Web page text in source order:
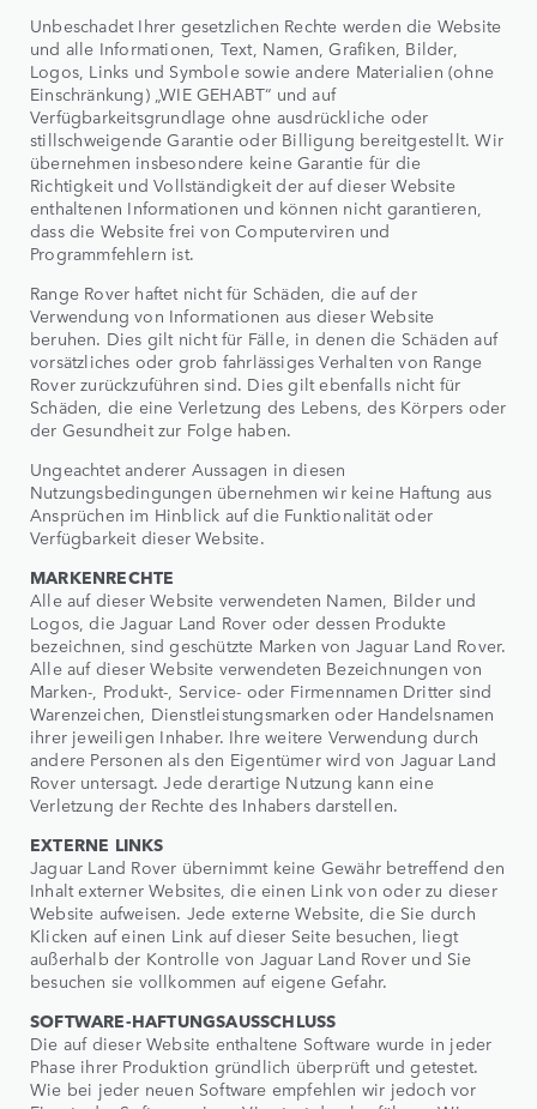
Unbeschadet Ihrer gesetzlichen Rechte werden die Website
und alle Informationen, Text, Namen, Grafiken, Bilder,
Logos, Links und Symbole sowie andere Materialien (ohne
Einschränkung) „WIE GEHABT“ und auf
Verfügbarkeitsgrundlage ohne ausdrückliche oder
stillschweigende Garantie oder Billigung bereitgestellt. Wir
übernehmen insbesondere keine Garantie für die
Richtigkeit und Vollständigkeit der auf dieser Website
enthaltenen Informationen und können nicht garantieren,
dass die Website frei von Computerviren und
Programmfehlern ist.
Range Rover haftet nicht für Schäden, die auf der
Verwendung von Informationen aus dieser Website
beruhen. Dies gilt nicht für Fälle, in denen die Schäden auf
vorsätzliches oder grob fahrlässiges Verhalten von Range
Rover zurückzuführen sind. Dies gilt ebenfalls nicht für
Schäden, die eine Verletzung des Lebens, des Körpers oder
der Gesundheit zur Folge haben.
Ungeachtet anderer Aussagen in diesen
Nutzungsbedingungen übernehmen wir keine Haftung aus
Ansprüchen im Hinblick auf die Funktionalität oder
Verfügbarkeit dieser Website.
MARKENRECHTE
Alle auf dieser Website verwendeten Namen, Bilder und
Logos, die Jaguar Land Rover oder dessen Produkte
bezeichnen, sind geschützte Marken von Jaguar Land Rover.
Alle auf dieser Website verwendeten Bezeichnungen von
Marken-, Produkt-, Service- oder Firmennamen Dritter sind
Warenzeichen, Dienstleistungsmarken oder Handelsnamen
ihrer jeweiligen Inhaber. Ihre weitere Verwendung durch
andere Personen als den Eigentümer wird von Jaguar Land
Rover untersagt. Jede derartige Nutzung kann eine
Verletzung der Rechte des Inhabers darstellen.
EXTERNE LINKS
Jaguar Land Rover übernimmt keine Gewähr betreffend den
Inhalt externer Websites, die einen Link von oder zu dieser
Website aufweisen. Jede externe Website, die Sie durch
Klicken auf einen Link auf dieser Seite besuchen, liegt
außerhalb der Kontrolle von Jaguar Land Rover und Sie
besuchen sie vollkommen auf eigene Gefahr.
SOFTWARE-HAFTUNGSAUSSCHLUSS
Die auf dieser Website enthaltene Software wurde in jeder
Phase ihrer Produktion gründlich überprüft und getestet.
Wie bei jeder neuen Software empfehlen wir jedoch vor